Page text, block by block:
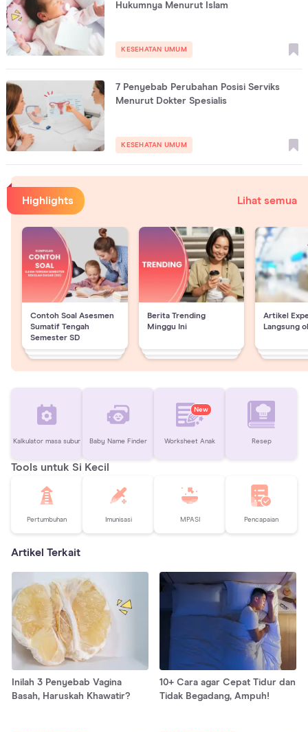
Hukumnya Menurut Islam
KESEHATAN UMUM
7 Penyebab Perubahan Posisi Serviks
Menurut Dokter Spesialis
KESEHATAN UMUM
Highlights Lihat semua
Contoh Soal Asesmen
Sumatif Tengah
Semester SD
Berita Trending
Minggu Ini
Artikel
Langsung
Kalkulator masa subur Baby Name Finder
New
Worksheet Anak Resep
Tools untuk Si Kecil
Pertumbuhan Imunisasi MPASI Pencapaian
Artikel Terkait
Inilah 3 Penyebab Vagina
Basah, Haruskah Khawatir?
10+ Cara agar Cepat Tidur dan
Tidak Begadang, Ampuh!